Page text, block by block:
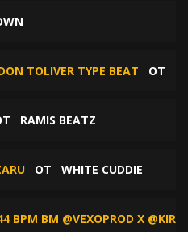
TOLIVER TYPE BEAT ОТ
RAMIS BEATZ
ОТ WHITE CUDDIE
BPM BM @VEXOPROD X